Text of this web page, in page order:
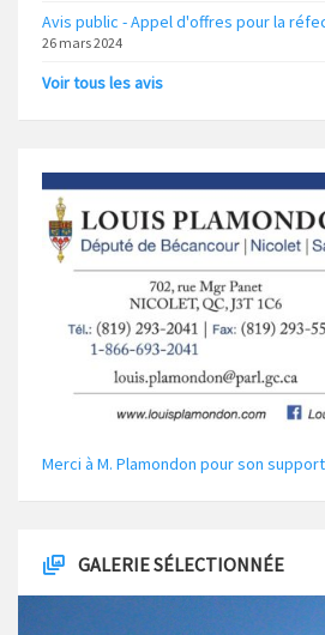
Avis public - Appel d'offres pour la
26 mars 2024
Voir tous les avis
Merci à M. Plamondon pour son support
GALERIE SÉLECTIONNÉE